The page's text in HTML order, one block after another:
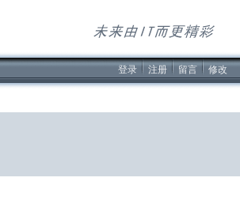
登录 注册 留言 修改